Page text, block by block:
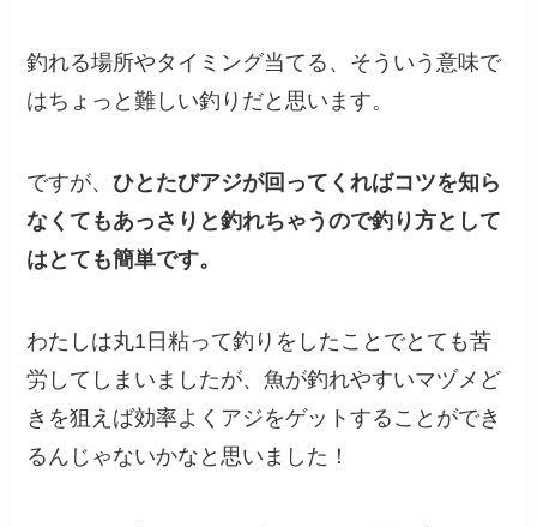
釣れる場所やタイミング当てる、そういう意味で
はちょっと難しい釣りだと思います。
ですが、ひとたびアジが回ってくればコツを知ら
なくてもあっさりと釣れちゃうので釣り方として
はとても簡単です。
わたしは丸1日粘って釣りをしたことでとても苦
労してしまいましたが、魚が釣れやすいマヅメど
きを狙えば効率よくアジをゲットすることができ
るんじゃないかなと思いました！